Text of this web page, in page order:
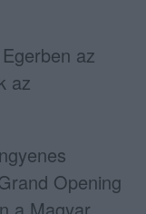
az
az
Opening
a Magyar